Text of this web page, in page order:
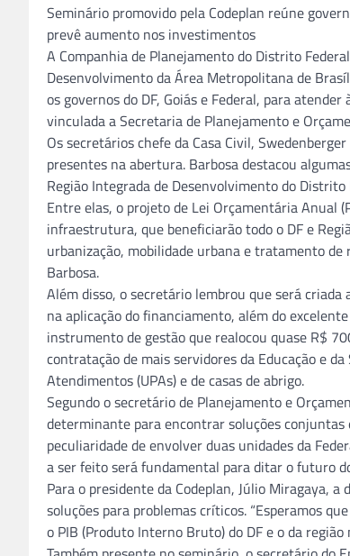
Seminário promovido pela Codeplan reúne
prevê aumento nos investimentos
A Companhia de Planejamento do Distrito
Desenvolvimento da Área Metropolitana de
os governos do DF, Goiás e Federal, para
vinculada a Secretaria de Planejamento e
Os secretários chefe da Casa Civil,
presentes na abertura. Barbosa destacou
Região Integrada de Desenvolvimento do Distrito
Entre elas, o projeto de Lei Orçamentária Anual
infraestrutura, que beneficiarão todo o DF e
urbanização, mobilidade urbana e tratamento de
Barbosa.
Além disso, o secretário lembrou que será
na aplicação do financiamento, além do
instrumento de gestão que realocou quase R$
contratação de mais servidores da Educação e
Atendimentos (UPAs) e de casas de abrigo.
Segundo o secretário de Planejamento e
determinante para encontrar soluções
peculiaridade de envolver duas unidades da
a ser feito será fundamental para ditar o futuro
Para o presidente da Codeplan, Júlio Miragaya,
soluções para problemas críticos. “Esperamos
o PIB (Produto Interno Bruto) do DF e o da